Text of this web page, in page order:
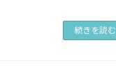
続きを読む